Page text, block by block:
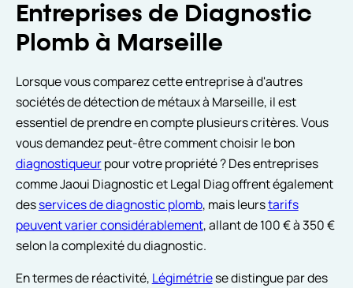
Entreprises de Diagnostic
Plomb à Marseille
Lorsque vous comparez cette entreprise à d'autres
sociétés de détection de métaux à Marseille, il est
essentiel de prendre en compte plusieurs critères. Vous
vous demandez peut-être comment choisir le bon
diagnostiqueurpour votre propriété ? Des entreprises
comme Jaoui Diagnostic et Legal Diag offrent également
desservices de diagnostic plomb, mais leurstarifs
peuvent varier considérablement, allant de 100 € à 350 €
selon la complexité du diagnostic.
En termes de réactivité, Légimétriese distingue par des